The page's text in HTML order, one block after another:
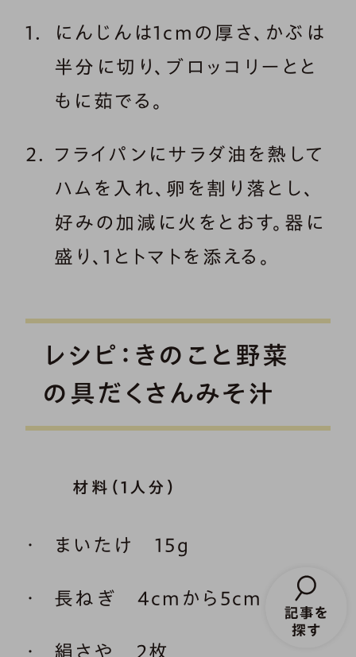
にんじんは1cmの厚さ、かぶは
半分に切り、ブロッコリーとと
もに茹でる。
フライパンにサラダ油を熱して
ハムを入れ、卵を割り落とし、
好みの加減に火をとおす。器に
盛り、1とトマトを添える。
レシピ：きのこと野菜
の具だくさんみそ汁
材料（1人分）
まいたけ 15g
長ねぎ 4cmから5cm
絹さや 2枚